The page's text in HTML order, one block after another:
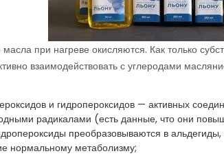
при нагреве окисляются. Как только
взаимодействовать с углеродами
и гидропероксидов — активных
радикалами (есть данные, что они
преобразовываются в
нормальному метаболизму;